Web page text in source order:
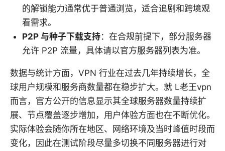
的解锁能力通常优于普通浏览，适合追剧和跨境观
看需求。
P2P 与种子下载支持：在合规前提下，部分服务器
允许 P2P 流量，具体请以官方服务器列表为准。
数据与统计方面，VPN 行业在过去几年持续增长，全
球用户规模和服务商数量都在稳步扩大。就 L老王vpn
而言，官方公开的信息显示其全球服务器数量持续扩
展、节点覆盖逐步增加，用户体验方面也在不断优化。
实际体验会随你所在地区、网络环境及当时峰值时段而
变化，因此在测试阶段尽量多切换不同服务器进行对